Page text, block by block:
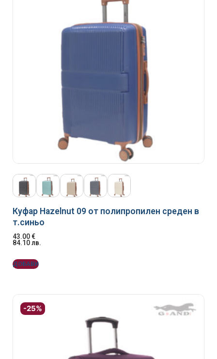
Куфар Hazelnut 09 от полипропилен среден в
т.синьо
43.00€
84.10лв.
ДОБАВИ
-25%